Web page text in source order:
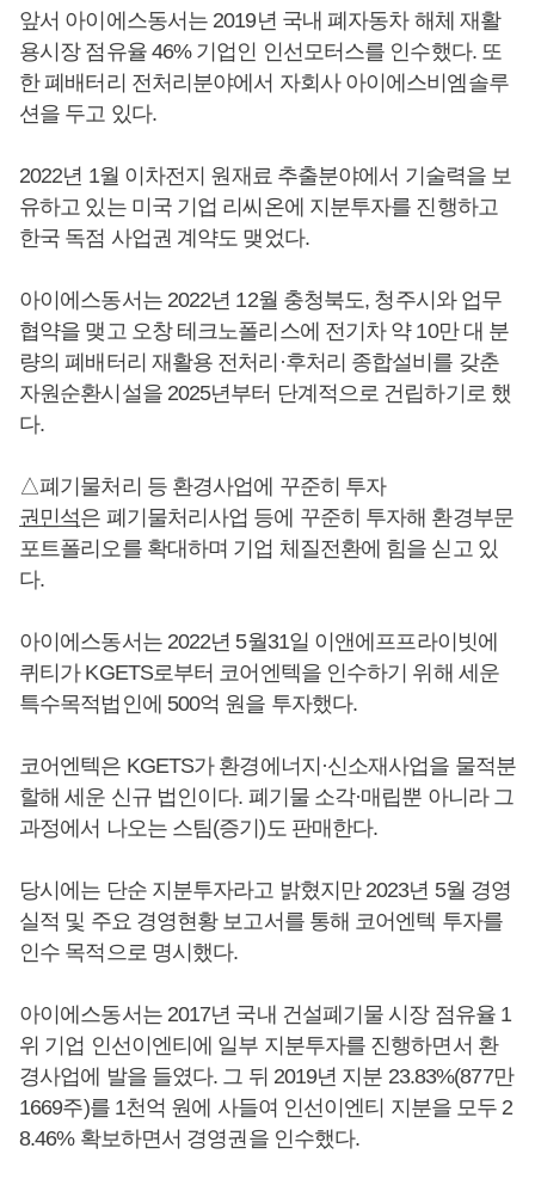
앞서 아이에스동서는 2019년 국내 폐자동차 해체 재활
용시장 점유율 46% 기업인 인선모터스를 인수했다. 또
한 폐배터리 전처리분야에서 자회사 아이에스비엠솔루
션을 두고 있다.
2022년 1월 이차전지 원재료 추출분야에서 기술력을 보
유하고 있는 미국 기업 리씨온에 지분투자를 진행하고
한국 독점 사업권 계약도 맺었다.
아이에스동서는 2022년 12월 충청북도, 청주시와 업무
협약을 맺고 오창 테크노폴리스에 전기차 약 10만 대 분
량의 폐배터리 재활용 전처리·후처리 종합설비를 갖춘
자원순환시설을 2025년부터 단계적으로 건립하기로 했
다.
△폐기물처리 등 환경사업에 꾸준히 투자
권민석은 폐기물처리사업 등에 꾸준히 투자해 환경부문
포트폴리오를 확대하며 기업 체질전환에 힘을 싣고 있
다.
아이에스동서는 2022년 5월31일 이앤에프프라이빗에
퀴티가 KGETS로부터 코어엔텍을 인수하기 위해 세운
특수목적법인에 500억 원을 투자했다.
코어엔텍은 KGETS가 환경에너지·신소재사업을 물적분
할해 세운 신규 법인이다. 폐기물 소각·매립뿐 아니라 그
과정에서 나오는 스팀(증기)도 판매한다.
당시에는 단순 지분투자라고 밝혔지만 2023년 5월 경영
실적 및 주요 경영현황 보고서를 통해 코어엔텍 투자를
인수 목적으로 명시했다.
아이에스동서는 2017년 국내 건설폐기물 시장 점유율 1
위 기업 인선이엔티에 일부 지분투자를 진행하면서 환
경사업에 발을 들였다. 그 뒤 2019년 지분 23.83%(877만
1669주)를 1천억 원에 사들여 인선이엔티 지분을 모두 2
8.46% 확보하면서 경영권을 인수했다.